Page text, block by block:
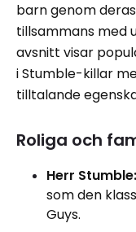
barn genom
tillsammans med
avsnitt visar
i Stumble-killar
tilltalande
Roliga och
Herr Stumble:
som den
Guys.